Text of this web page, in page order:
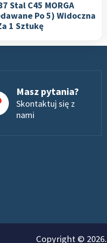
Stal C45 MORGA
Po 5) Widoczna
1 Sztukę
Masz pytania?
Skontaktuj się z
nami
Copyright ©